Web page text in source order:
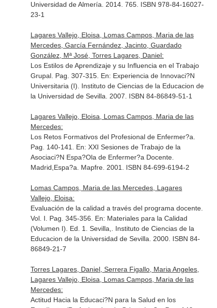
Universidad de Almería. 2014. 765. ISBN 978-84-16027-
23-1
Lagares Vallejo, Eloisa, Lomas Campos, Maria de las
Mercedes, García Fernández, Jacinto, Guardado
González, Mª José, Torres Lagares, Daniel:
Los Estilos de Aprendizaje y su Influencia en el Trabajo
Grupal. Pag. 307-315. En: Experiencia de Innovaci?N
Universitaria (I) . Instituto de Ciencias de la Educacion de
la Universidad de Sevilla. 2007. ISBN 84-86849-51-1
Lagares Vallejo, Eloisa, Lomas Campos, Maria de las
Mercedes:
Los Retos Formativos del Profesional de Enfermer?a.
Pag. 140-141. En: XXI Sesiones de Trabajo de la
Asociaci?N Espa?Ola de Enfermer?a Docente.
Madrid,Espa?a. Mapfre. 2001. ISBN 84-699-6194-2
Lomas Campos, Maria de las Mercedes, Lagares
Vallejo, Eloisa:
Evaluación de la calidad a través del programa docente.
Vol. I. Pag. 345-356. En: Materiales para la Calidad
(Volumen I) . Ed. 1. Sevilla,. Instituto de Ciencias de la
Educacion de la Universidad de Sevilla. 2000. ISBN 84-
86849-21-7
Torres Lagares, Daniel, Serrera Figallo, Maria Angeles,
Lagares Vallejo, Eloisa, Lomas Campos, Maria de las
Mercedes:
Actitud Hacia la Educaci?N para la Salud en los